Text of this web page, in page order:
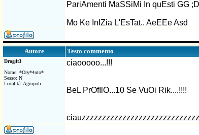
PariAmenti MaSSiMi In quEsti GG ;D
Mo Ke InIZia L'EsTat.. AeEEe Asd
Autore Testo commento
Drog4t3
Nome: *Ory*4nto*
Sesso: N
Località: Agropoli
ciaooooo...!!!
BeL PrOfIlO...10 Se VuOi Rik....!!!!